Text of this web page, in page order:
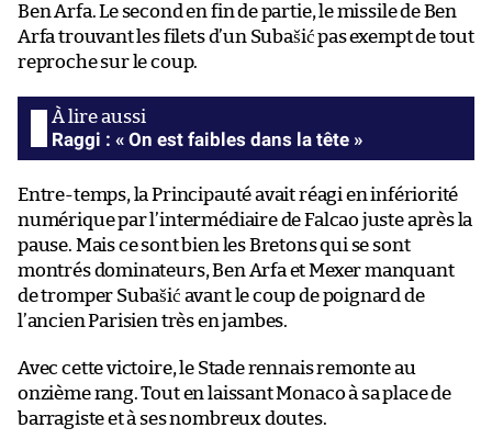
Ben Arfa. Le second en fin de partie, le missile de Ben
Arfa trouvant les filets d’un Subašić pas exempt de tout
reproche sur le coup.
Raggi : « On est faibles dans la tête »
Entre-temps, la Principauté avait réagi en infériorité
numérique par l’intermédiaire de Falcao juste après la
pause. Mais ce sont bien les Bretons qui se sont
montrés dominateurs, Ben Arfa et Mexer manquant
de tromper Subašić avant le coup de poignard de
l’ancien Parisien très en jambes.
Avec cette victoire, le Stade rennais remonte au
onzième rang. Tout en laissant Monaco à sa place de
barragiste et à ses nombreux doutes.